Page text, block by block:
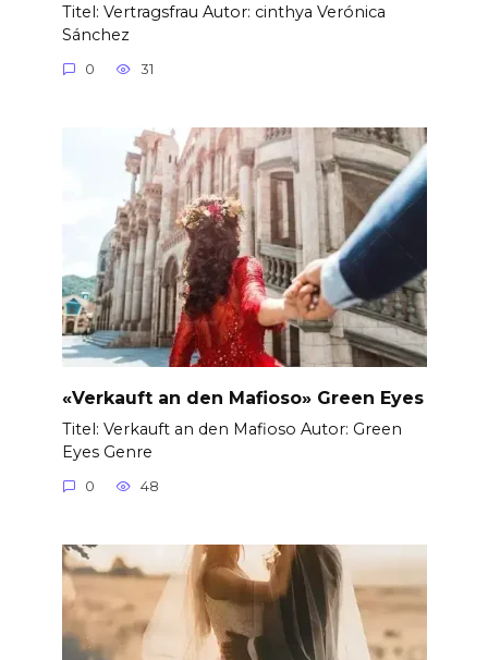
Titel: Vertragsfrau Autor: cinthya Verónica
Sánchez
0 31
«Verkauft an den Mafioso» Green Eyes
Titel: Verkauft an den Mafioso Autor: Green
Eyes Genre
0 48